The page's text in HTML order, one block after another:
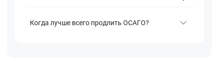
Когда лучше всего продлить ОСАГО?